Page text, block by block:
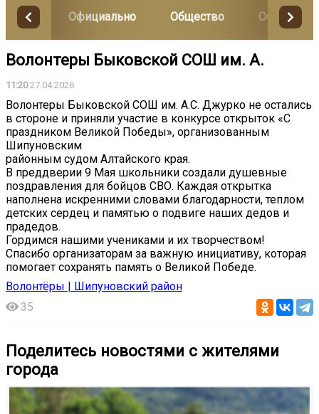
Официально Общество
Волонтеры Быковской СОШ им. А.
11:2027.04.2026
Волонтеры Быковской СОШ им. А.С. Джурко не остались
в стороне и приняли участие в конкурсе открыток «С
праздником Великой Победы», организованным
Шипуновским
районным судом Алтайского края.
В преддверии 9 Мая школьники создали душевные
поздравления для бойцов СВО. Каждая открытка
наполнена искренними словами благодарности, теплом
детских сердец и памятью о подвиге наших дедов и
прадедов.
Гордимся нашими учениками и их творчеством!
Спасибо организаторам за важную инициативу, которая
помогает сохранять память о Великой Победе.
Волонтёры | Шипуновский район
35
Поделитесь новостями с жителями
города